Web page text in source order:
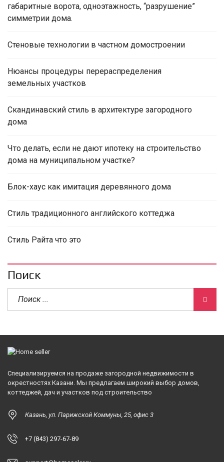
габаритные ворота, одноэтажность, “разрушение”
симметрии дома.
Стеновые технологии в частном домостроении
Нюансы процедуры перераспределения
земельных участков
Скандинавский стиль в архитектуре загородного
дома
Что делать, если не дают ипотеку на строительство
дома на муниципальном участке?
Блок-хаус как имитация деревянного дома
Стиль традиционного английского коттеджа
Стиль Райта что это
Поиск
Специализируемся на продаже загородной недвижимости в
окрестностях Казани. Мы предлагаем широкий выбор домов,
коттеджей, дач и участков под строительство
Казань, ул. Парижской Коммуны, 25, офис 3
+7 (843) 297-67-89